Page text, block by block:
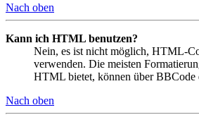
Nach oben
Kann ich HTML benutzen?
Nein, es ist nicht möglich, HTML-
verwenden. Die meisten
HTML bietet, können über BBCode
Nach oben